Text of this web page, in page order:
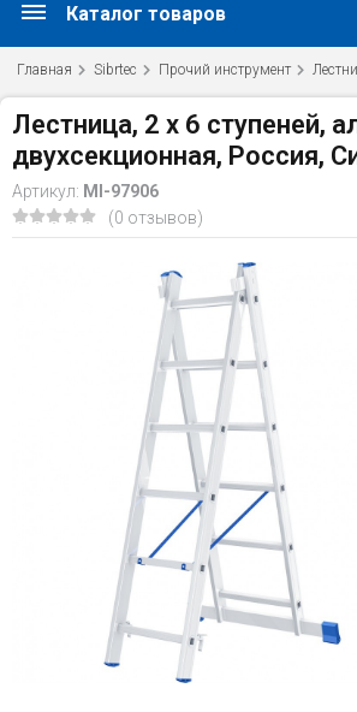
Каталог товаров
Главная Sibrtec Прочий инструмент
Лестница, 2 х 6 ступеней,
двухсекционная, Россия,
Артикул: MI-97906
(0 отзывов)